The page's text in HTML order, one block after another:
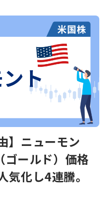
】ニューモン
ールド）価格
気化し4連騰。